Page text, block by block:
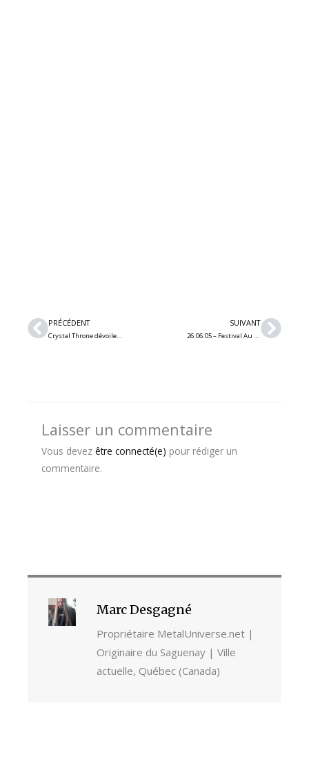
Précédent
PRÉCÉDENT
Crystal Throne dévoile le chanson/vidéo « Children Of The Ruins » et annonce son nouvel album
SUIVANT
26:06:05 – Festival Au Lac 2026 – Jour 2 (Chevelle / Anberlin / Finch / Haste The Day / Emery / Aarsen)(Granby)
Laisser un commentaire
Vous devez être connecté(e) pour rédiger un
commentaire.
Marc Desgagné
Propriétaire MetalUniverse.net |
Originaire du Saguenay | Ville
actuelle, Québec (Canada)